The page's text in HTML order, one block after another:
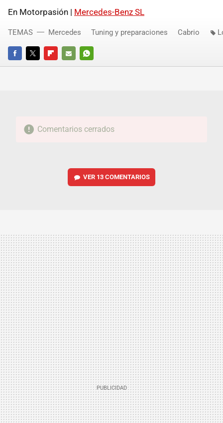
En Motorpasión | Mercedes-Benz SL
FACEBOOKTWITTERFLIPBOARD
E-
WHATSAPP
TEMAS Mercedes Tuning y preparaciones Cabrio
Comentarios cerrados
VER 13 COMENTARIOS